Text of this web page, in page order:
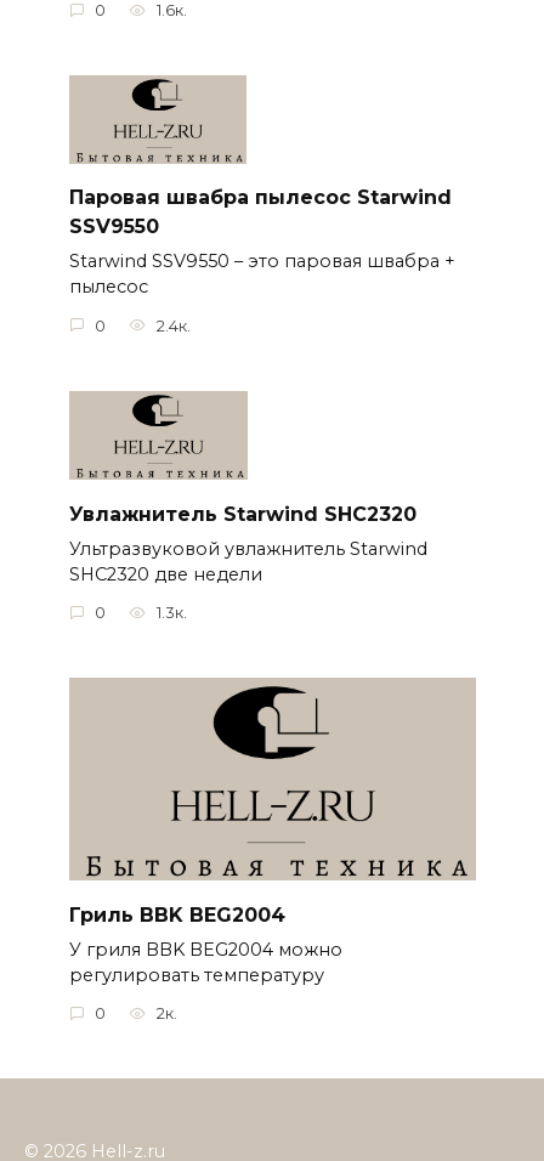
0 1.6к.
Паровая швабра пылесос Starwind
SSV9550
Starwind SSV9550 – это паровая швабра +
пылесос
0 2.4к.
Увлажнитель Starwind SHC2320
Ультразвуковой увлажнитель Starwind
SHC2320 две недели
0 1.3к.
Гриль BBK BEG2004
У гриля BBK BEG2004 можно
регулировать температуру
0 2к.
© 2026 Hell-z.ru